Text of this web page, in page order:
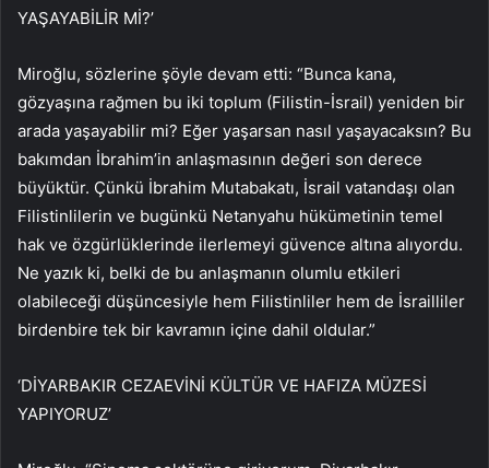
YAŞAYABİLİR Mİ?’
Miroğlu, sözlerine şöyle devam etti: “Bunca kana,
gözyaşına rağmen bu iki toplum (Filistin-İsrail) yeniden bir
arada yaşayabilir mi? Eğer yaşarsan nasıl yaşayacaksın? Bu
bakımdan İbrahim’in anlaşmasının değeri son derece
büyüktür. Çünkü İbrahim Mutabakatı, İsrail vatandaşı olan
Filistinlilerin ve bugünkü Netanyahu hükümetinin temel
hak ve özgürlüklerinde ilerlemeyi güvence altına alıyordu.
Ne yazık ki, belki de bu anlaşmanın olumlu etkileri
olabileceği düşüncesiyle hem Filistinliler hem de İsrailliler
birdenbire tek bir kavramın içine dahil oldular.”
‘DİYARBAKIR CEZAEVİNİ KÜLTÜR VE HAFIZA MÜZESİ
YAPIYORUZ’